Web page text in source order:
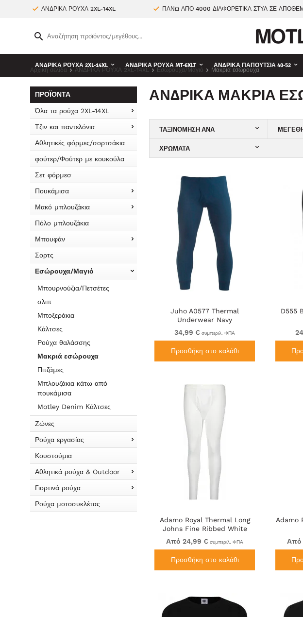
ΑΝΔΡΙΚΑ ΡΟΥΧΑ 2XL-14XL ΠΑΝΩ ΑΠΟ 4000 ΔΙΑΦΟΡΕΤΙΚΑ ΣΤΥΛ ΣΕ
ΑΝΔΡΙΚΑ ΡΟΥΧΑ 2XL-14XL ΑΝΔΡΙΚΑ ΡΟΥΧΑ MT-6XLT ΑΝΔΡΙΚΆ ΠΑΠΟΎΤΣΙΑ 40-52
Αρχική σελίδα ΑΝΔΡΙΚΑ ΡΟΥΧΑ 2XL-14XL Εσώρουχα/Μαγιό Μακριά εσώρουχα
ΠΡΟΪΌΝΤΑ
Όλα τα ρούχα 2XL-14XL
Τζιν και παντελόνια
Αθλητικές φόρμες/σορτσάκια
φούτερ/Φούτερ με κουκούλα
Σετ φόρμεσ
Πουκάμισα
Μακό μπλουζάκια
Πόλο μπλουζάκια
Μπουφάν
Σορτς
Εσώρουχα/Μαγιό
Μπουρνούζια/Πετσέτες
σλιπ
Μποξεράκια
Κάλτσες
Ρούχα θαλάσσης
Μακριά εσώρουχα
Πιτζάμες
Μπλουζάκια κάτω από
πουκάμισα
Motley Denim Κάλτσες
Ζώνες
Ρούχα εργασίας
Κουστούμια
Αθλητικά ρούχα & Outdoor
Γιορτινά ρούχα
Ρούχα μοτοσυκλέτας
ΑΝΔΡΙΚΆ ΜΑΚΡΙΆ
ΤΑΞΙΝΌΜΗΣΗ ΑΝΆ ΜΕΓΈΘΗ
ΧΡΏΜΑΤΑ
Juho A0577 Thermal
Underwear Navy
34,99 € συμπεριλ. ΦΠΑ
Προσθήκη στο καλάθι
D555
Adamo Royal Thermal Long
Johns Fine Ribbed White
Από 24,99 € συμπεριλ. ΦΠΑ
Προσθήκη στο καλάθι
Adamo
Από